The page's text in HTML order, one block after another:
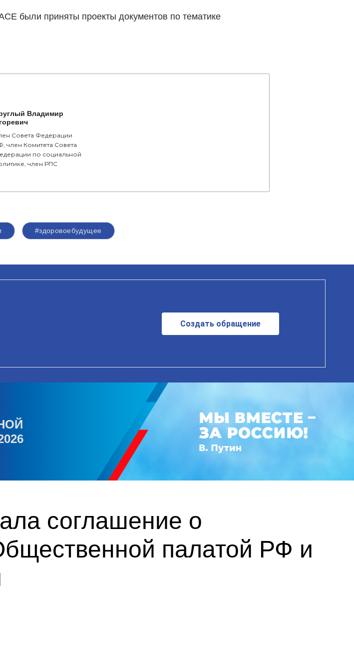
были приняты проекты документов по тематике
Владимир
Совета Федерации
член Комитета Совета
по социальной
член РПС
#здоровоебудущее
Создать обращение
соглашение о
палатой РФ и